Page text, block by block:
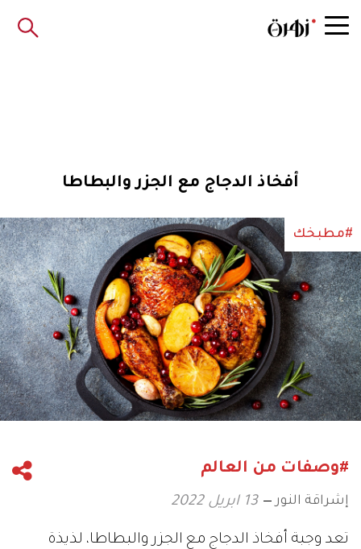
أفخاذ الدجاج مع الجزر والبطاطا
#مطبخك
#وصفات من العالم
إشراقة النور 13 ابريل 2022
تعد وجبة أفخاذ الدجاج مع الجزر والبطاطا، لذيذة